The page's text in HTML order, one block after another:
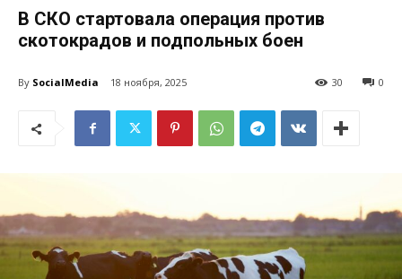
В СКО стартовала операция против
скотокрадов и подпольных боен
By SocialMedia 18 ноября, 2025 0
30